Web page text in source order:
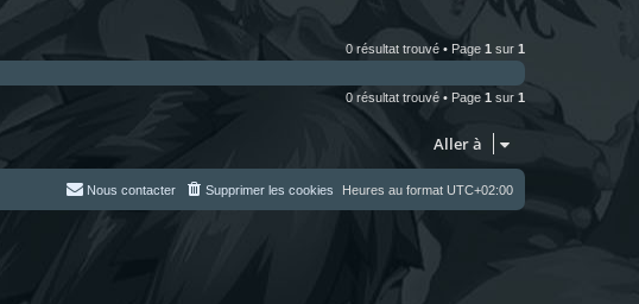
0 résultat trouvé • Page 1 sur 1
0 résultat trouvé • Page 1 sur 1
Aller à
Heures au format UTC+02:00
Supprimer les cookies
Nous contacter